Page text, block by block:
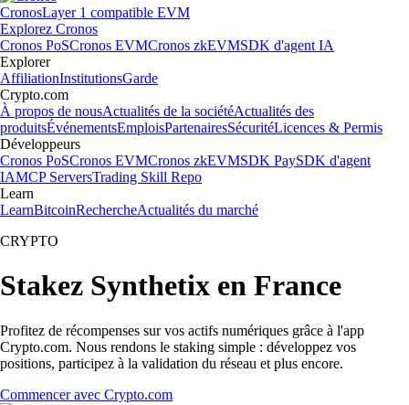
CronosLayer 1 compatible EVM
Explorez Cronos
Cronos PoSCronos EVMCronos zkEVMSDK d'agent IA
Explorer
AffiliationInstitutionsGarde
Crypto.com
À propos de nousActualités de la sociétéActualités des
produitsÉvénementsEmploisPartenairesSécuritéLicences & Permis
Développeurs
Cronos PoSCronos EVMCronos zkEVMSDK PaySDK d'agent
IAMCP ServersTrading Skill Repo
Learn
LearnBitcoinRechercheActualités du marché
CRYPTO
Stakez Synthetix en France
Profitez de récompenses sur vos actifs numériques grâce à l'app
Crypto.com. Nous rendons le staking simple : développez vos
positions, participez à la validation du réseau et plus encore.
Commencer avec Crypto.com